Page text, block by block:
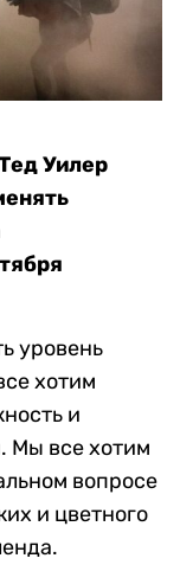
Уилер
уровень
хотим
и
Мы все хотим
вопросе
и цветного